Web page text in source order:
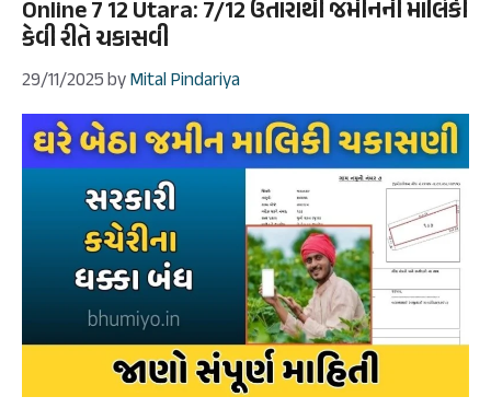
Online 7 12 Utara: 7/12 ઉતારાથી જમીનની માલિકી
કેવી રીતે ચકાસવી
29/11/2025byMital Pindariya